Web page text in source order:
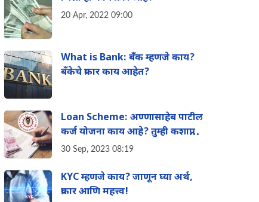
20 Apr, 2022 09:00
What is Bank: बँक म्हणजे काय?
बँकेचे प्रकार काय आहेत?
Loan Scheme: अण्णासाहेब पाटील
कर्ज योजना काय आहे? तुम्ही कशाप्रकारे
घेऊ शकता याचा फायदा? संपूर्ण
30 Sep, 2023 08:19
KYC म्हणजे काय? जाणून घ्या अर्थ,
प्रकार आणि महत्त्व!